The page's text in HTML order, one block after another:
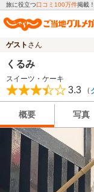
旅に役立つ口コミ100万件掲載！
ゲスト さん
くるみ
スイーツ・ケーキ
3.3 （
概要 写真